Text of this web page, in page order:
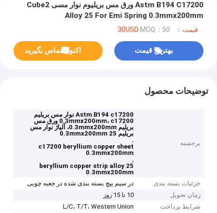
Astm B194 C17200 ورق مس بریلیوم نوار مسی Cube2
Alloy 25 For Emi Spring 0.3mmx200mm
قیمت：30USD MOQ：50
بهترین قیمت اکنون تماس بگیرید
توضیحات محصول
برجسته
Astm B194 c17200 نوار مس بریلیم
0.3mmx200mm، c17200 ورق مس
بریلیم 0.3mmx200mm، آلیاژ نوار مس
بریلیم 25 0.3mmx200mm
,
c17200 beryllium copper sheet
0.3mmx200mm
,
beryllium copper strip alloy 25
0.3mmx200mm
جزئیات بسته بندی
در سیم پیچ بسته بندی شده در جعبه چوبی
زمان تحویل
10 تا 15 روز
شرایط پرداخت
L/C، T/T، Western Union